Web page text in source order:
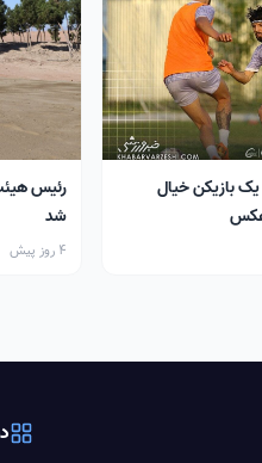
بازیکن خیال
رئیس
شد
4 روز پیش